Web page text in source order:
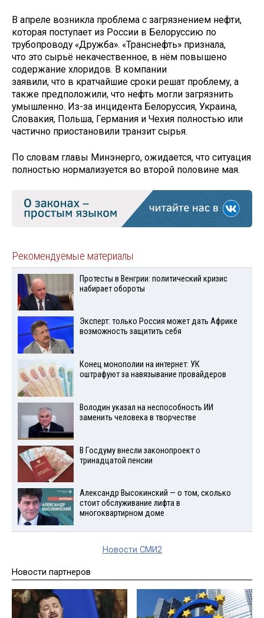
В апреле возникла проблема с загрязнением нефти,
которая поступает из России в Белоруссию по
трубопроводу «Дружба». «Транснефть» признала,
что это сырьё некачественное, в нём повышено
содержание хлоридов. В компании
заявили, что в кратчайшие сроки решат проблему, а
также предположили, что нефть могли загрязнить
умышленно. Из-за инцидента Белоруссия, Украина,
Словакия, Польша, Германия и Чехия полностью или
частично приостановили транзит сырья.
По словам главы Минэнерго, ожидается, что ситуация
полностью нормализуется во второй половине мая.
Рекомендуемые материалы
Протесты в Венгрии: политический кризис
набирает обороты
Эксперт: только Россия может дать Африке
возможность защитить себя
Конец монополии на интернет: УК
оштрафуют за навязывание провайдеров
Володин указал на неспособность ИИ
заменить человека в творчестве
В Госдуму внесли законопроект о
тринадцатой пенсии
Александр Высокинский — о том, сколько
стоит обслуживание лифта в
многоквартирном доме
Новости СМИ2
Новости партнеров